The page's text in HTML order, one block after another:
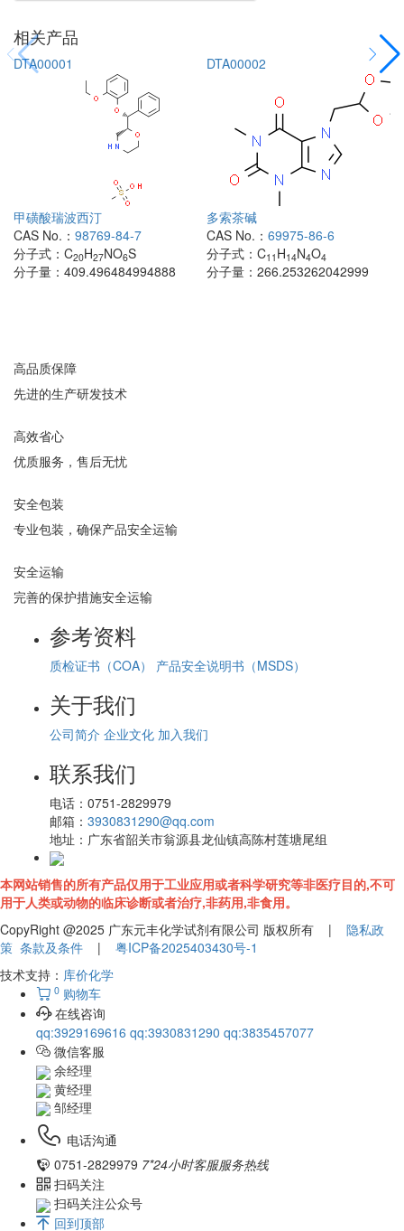
相关产品
DTA00001
甲磺酸瑞波西汀
CAS No.： 98769-84-7
分子式： C20H27NO6S
分子量： 409.496484994888
DTA00002
多索茶碱
CAS No.： 69975-86-6
分子式： C11 H14N4O4
分子量： 266.253262042999
高品质保障
先进的生产研发技术
高效省心
优质服务，售后无忧
安全包装
专业包装，确保产品安全运输
安全运输
完善的保护措施安全运输
参考资料
质检证书（COA） 产品安全说明书（MSDS）
关于我们
公司简介 企业文化 加入我们
联系我们
电话： 0751-2829979
邮箱： 3930831290@qq.com
地址： 广东省韶关市翁源县龙仙镇高陈村莲塘尾组
本网站销售的所有产品仅用于工业应用或者科学研究等非医疗目的,不可
用于人类或动物的临床诊断或者治疗,非药用,非食用。
CopyRight @2025 广东元丰化学试剂有限公司 版权所有 | 隐私政
策 条款及条件 | 粤ICP备2025403430号-1
技术支持： 库价化学
0 购物车
在线咨询
qq:3929169616 qq:3930831290 qq:3835457077
微信客服
余经理
黄经理
邹经理
电话沟通
0751-2829979 7*24小时客服服务热线
扫码关注
扫码关注公众号
回到顶部